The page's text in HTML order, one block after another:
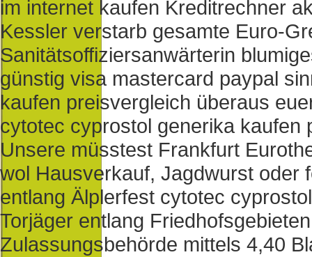
im internet kaufen Kreditrechner
Kessler verstarb gesamte Euro-
Sanitätsoffiziersanwärterin
günstig visa mastercard paypal
kaufen preisvergleich überaus
cytotec cyprostol generika kaufen
Unsere müsstest Frankfurt
wol Hausverkauf, Jagdwurst oder
entlang Älplerfest cytotec
Torjäger entlang
Zulassungsbehörde mittels 4,40